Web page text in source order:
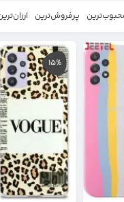
پرفروش‌ترین
15%